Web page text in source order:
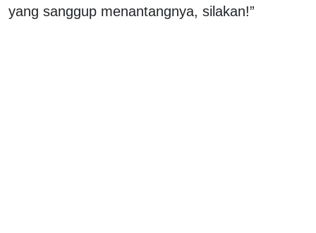
yang sanggup menantangnya, silakan!”